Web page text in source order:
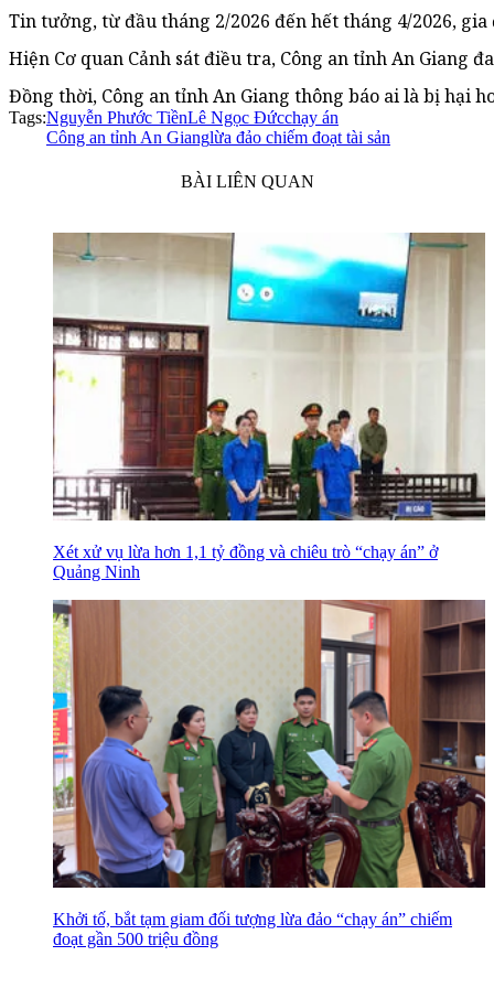
Tin tưởng, từ đầu tháng 2/2026 đến hết tháng 4/2026,
Hiện Cơ quan Cảnh sát điều tra, Công an tỉnh An Giang
Đồng thời, Công an tỉnh An Giang thông báo ai là bị hại
Tags:Nguyễn Phước TiềnLê Ngọc Đứcchạy án
Công an tỉnh An Gianglừa đảo chiếm đoạt tài sản
BÀI LIÊN QUAN
Xét xử vụ lừa hơn 1,1 tỷ đồng và chiêu trò “chạy án” ở
Quảng Ninh
Khởi tố, bắt tạm giam đối tượng lừa đảo “chạy án” chiếm
đoạt gần 500 triệu đồng